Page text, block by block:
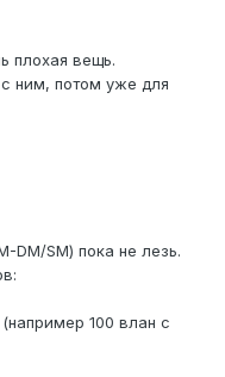
плохая вещь.
с ним, потом уже для
DM/SM) пока не лезь.
100 влан с